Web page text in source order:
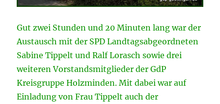
Gut zwei Stunden und 20 Minuten lang war der
Austausch mit der SPD Landtagsabgeordneten
Sabine Tippelt und Ralf Lorasch sowie drei
weiteren Vorstandsmitglieder der GdP
Kreisgruppe Holzminden. Mit dabei war auf
Einladung von Frau Tippelt auch der